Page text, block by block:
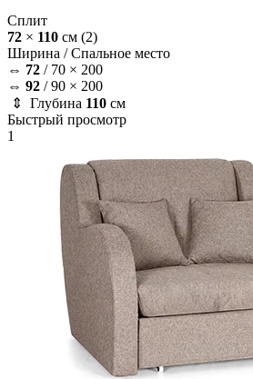
Сплит
72 × 110 см (2)
Ширина /Спальное место
⇔ 72 / 70 × 200
⇔ 92 /90 × 200
⇕ Глубина 110 см
Быстрый просмотр
1